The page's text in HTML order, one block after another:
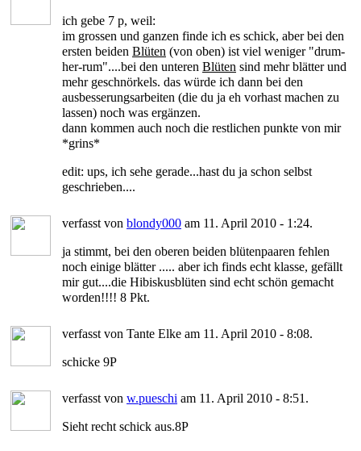
ich gebe 7 p, weil:
im grossen und ganzen finde ich es schick, aber bei den
ersten beiden Blüten (von oben) ist viel weniger "drum-
her-rum"....bei den unteren Blüten sind mehr blätter und
mehr geschnörkels. das würde ich dann bei den
ausbesserungsarbeiten (die du ja eh vorhast machen zu
lassen) noch was ergänzen.
dann kommen auch noch die restlichen punkte von mir
*grins*
edit: ups, ich sehe gerade...hast du ja schon selbst
geschrieben....
verfasst von blondy000 am 11. April 2010 - 1:24.
ja stimmt, bei den oberen beiden blütenpaaren fehlen
noch einige blätter ..... aber ich finds echt klasse, gefällt
mir gut....die Hibiskusblüten sind echt schön gemacht
worden!!!! 8 Pkt.
verfasst von Tante Elke am 11. April 2010 - 8:08.
schicke 9P
verfasst von w.pueschi am 11. April 2010 - 8:51.
Sieht recht schick aus.8P